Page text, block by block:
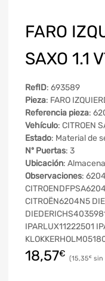
FARO
SAXO 1.1
RefID: 693589
Pieza: FARO
Referencia pieza:
Vehículo: CITROEN
Estado: Material de
Nº Puertas: 3
Ubicación:
Observaciones:
CITROËN6204N5
IPARLUX11222501
18,57€ 15,35€